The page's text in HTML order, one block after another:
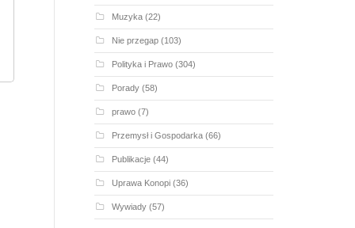
Muzyka(22)
Nie przegap(103)
Polityka i Prawo(304)
Porady(58)
prawo(7)
Przemysł i Gospodarka(66)
Publikacje(44)
Uprawa Konopi(36)
Wywiady(57)